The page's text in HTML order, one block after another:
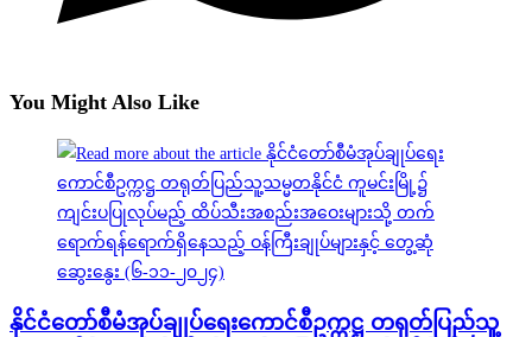
You Might Also Like
နိုင်ငံတော်စီမံအုပ်ချုပ်ရေးကောင်စီဥက္ကဋ္ဌ တရုတ်ပြည်သူ့